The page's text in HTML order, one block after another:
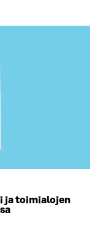
ja toimialojen